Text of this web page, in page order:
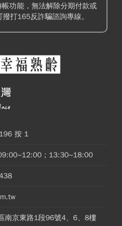
帳功能，無法解除分期付款或
打165反詐騙諮詢專線。
按 1
；13:30~18:00
南京東路1段96號4、6、8樓